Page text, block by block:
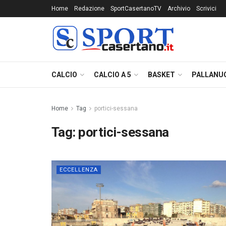
Home Redazione SportCasertanoTV Archivio Scrivici
CALCIO CALCIO A 5 BASKET
Home Tag portici-sessana
Tag: portici-sessana
ECCELLENZA